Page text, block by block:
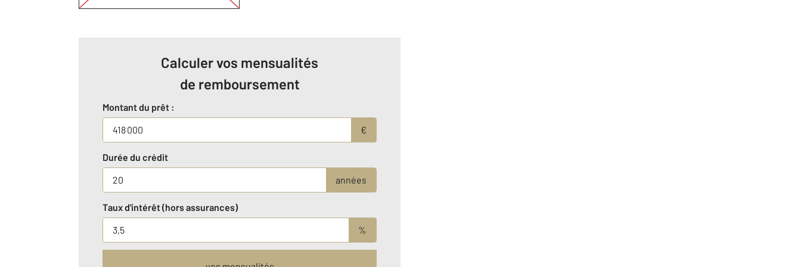
Calculer vos mensualités
de remboursement
Montant du prêt :
€
Durée du crédit
années
Taux d'intérêt (hors assurances)
%